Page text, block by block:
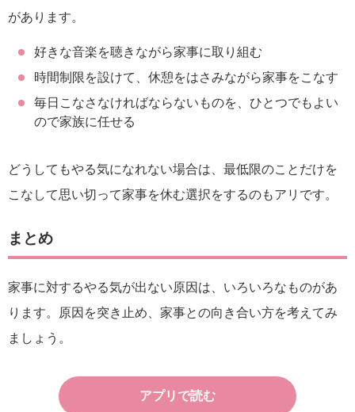
があります。
好きな音楽を聴きながら家事に取り組む
時間制限を設けて、休憩をはさみながら家事をこなす
毎日こなさなければならないものを、ひとつでもよい
ので家族に任せる
どうしてもやる気になれない場合は、最低限のことだけを
こなして思い切って家事を休む選択をするのもアリです。
まとめ
家事に対するやる気が出ない原因は、いろいろなものがあ
ります。原因を突き止め、家事との向き合い方を考えてみ
ましょう。
アプリで読む